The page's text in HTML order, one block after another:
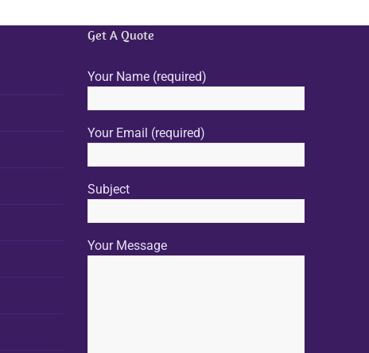
Get A Quote
Your Name (required)
Your Email (required)
Subject
Your Message